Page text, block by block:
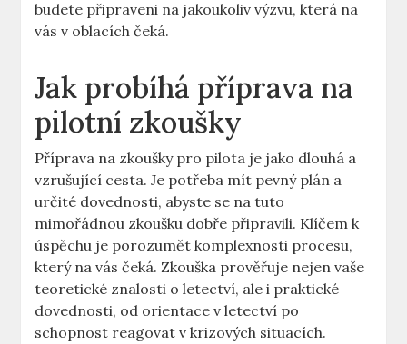
budete připraveni na jakoukoliv výzvu,‍ která na
vás v oblacích čeká.
Jak probíhá příprava na
pilotní zkoušky
Příprava na zkoušky pro pilota je jako dlouhá a⁤
vzrušující cesta. Je potřeba mít pevný ‌plán​ a
určité dovednosti, abyste se ⁢na tuto
mimořádnou zkoušku dobře připravili. Klíčem k
úspěchu je porozumět komplexnosti procesu,
který na vás čeká. Zkouška prověřuje ‌nejen vaše
teoretické znalosti o letectví, ‌ale⁤ i praktické‌
dovednosti, od orientace v letectví​ po‌
schopnost reagovat v krizových situacích.